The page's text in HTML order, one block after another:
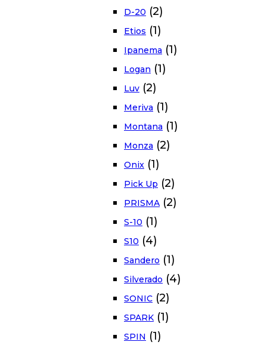
D-20 (2)
Etios (1)
Ipanema (1)
Logan (1)
Luv (2)
Meriva (1)
Montana (1)
Monza (2)
Onix (1)
Pick Up (2)
PRISMA (2)
S-10 (1)
S10 (4)
Sandero (1)
Silverado (4)
SONIC (2)
SPARK (1)
SPIN (1)